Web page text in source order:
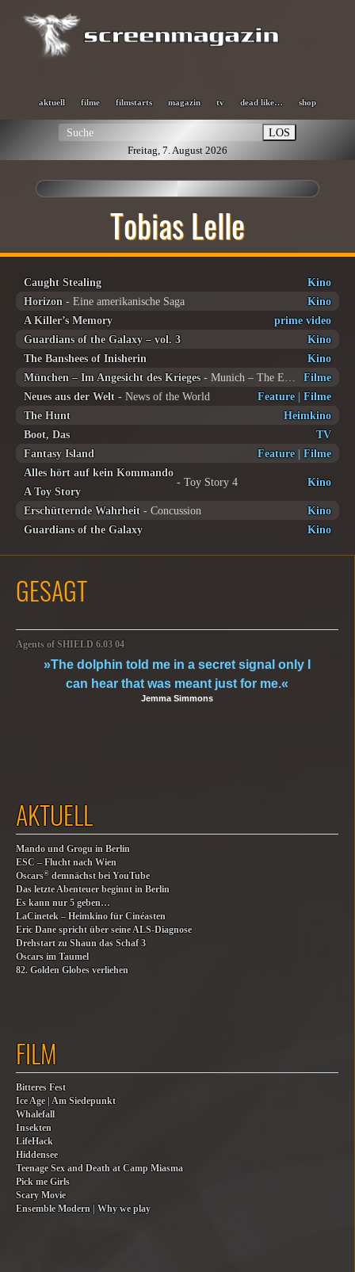
aktuell filme filmstarts magazin tv dead like… shop
LOS
Freitag, 7. August 2026
Tobias Lelle
Caught Stealing
Kino
Horizon - Eine amerikanische Saga
Kino
A Killer’s Memory
prime video
Guardians of the Galaxy – vol. 3
Kino
The Banshees of Inisherin
Kino
München – Im Angesicht des Krieges
Filme
Neues aus der Welt - News of the World Feature| Filme
The Hunt
Heimkino
Boot, Das
TV
Fantasy Island
Feature| Filme
Alles hört auf kein Kommando
A Toy Story
- Toy Story 4 Kino
Erschütternde Wahrheit - Concussion
Kino
Guardians of the Galaxy
Kino
GESAGT
Agents of SHIELD 6.03 04
»The dolphin told me in a secret signal only I
can hear that was meant just for me.«
Jemma Simmons
AKTUELL
Mando und Grogu in Berlin
ESC – Flucht nach Wien
Oscars® demnächst bei YouTube
Das letzte Abenteuer beginnt in Berlin
Es kann nur 5 geben…
LaCinetek – Heimkino für Cinéasten
Eric Dane spricht über seine ALS-Diagnose
Drehstart zu Shaun das Schaf 3
Oscars im Taumel
82. Golden Globes verliehen
FILM
Bitteres Fest
Ice Age | Am Siedepunkt
Whalefall
Insekten
LifeHack
Hiddensee
Teenage Sex and Death at Camp Miasma
Pick me Girls
Scary Movie
Ensemble Modern | Why we play